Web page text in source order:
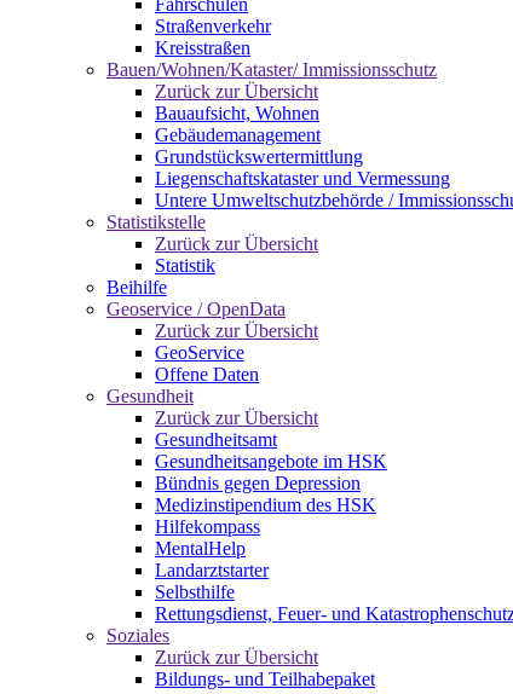
Straßenverkehr
Kreisstraßen
Bauen/Wohnen/Kataster/ Immissionsschutz
Zurück zur Übersicht
Bauaufsicht, Wohnen
Gebäudemanagement
Grundstückswertermittlung
Liegenschaftskataster und Vermessung
Untere Umweltschutzbehörde /
Statistikstelle
Zurück zur Übersicht
Statistik
Beihilfe
Geoservice / OpenData
Zurück zur Übersicht
GeoService
Offene Daten
Gesundheit
Zurück zur Übersicht
Gesundheitsamt
Gesundheitsangebote im HSK
Bündnis gegen Depression
Medizinstipendium des HSK
Hilfekompass
MentalHelp
Landarztstarter
Selbsthilfe
Rettungsdienst, Feuer- und
Soziales
Zurück zur Übersicht
Bildungs- und Teilhabepaket